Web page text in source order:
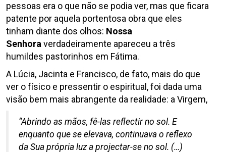
pessoas era o que não se podia ver, mas que ficara
patente por aquela portentosa obra que eles
tinham diante dos olhos: Nossa
Senhora verdadeiramente apareceu a três
humildes pastorinhos em Fátima.
A Lúcia, Jacinta e Francisco, de fato, mais do que
ver o físico e pressentir o espiritual, foi dada uma
visão bem mais abrangente da realidade: a Virgem,
“Abrindo as mãos, fê-las reflectir no sol. E
enquanto que se elevava, continuava o reflexo
da Sua própria luz a projectar-se no sol. (…)